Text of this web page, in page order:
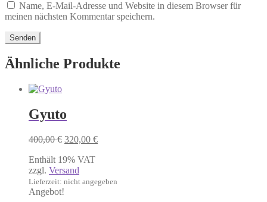
Name, E-Mail-Adresse und Website in diesem Browser für
meinen nächsten Kommentar speichern.
Ähnliche Produkte
Gyuto
400,00€ Ursprünglicher
war:
400,00 €
320,00 €Aktueller
Enthält 19% VAT
zzgl. Versand
Lieferzeit: nicht angegeben
Angebot!